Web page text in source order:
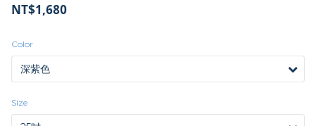
NT$1,680
Color
Size